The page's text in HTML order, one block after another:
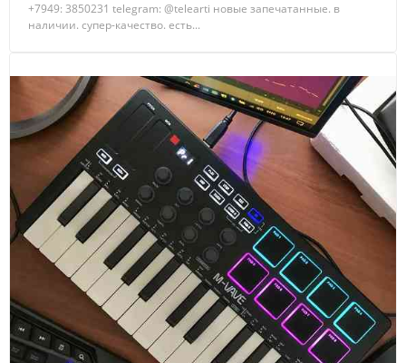
+7949: 3850231 telegram: @telearti новые запечатанные. в
наличии. супер-качество. есть...